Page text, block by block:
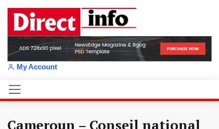
My Account
Cameroun – Conseil national